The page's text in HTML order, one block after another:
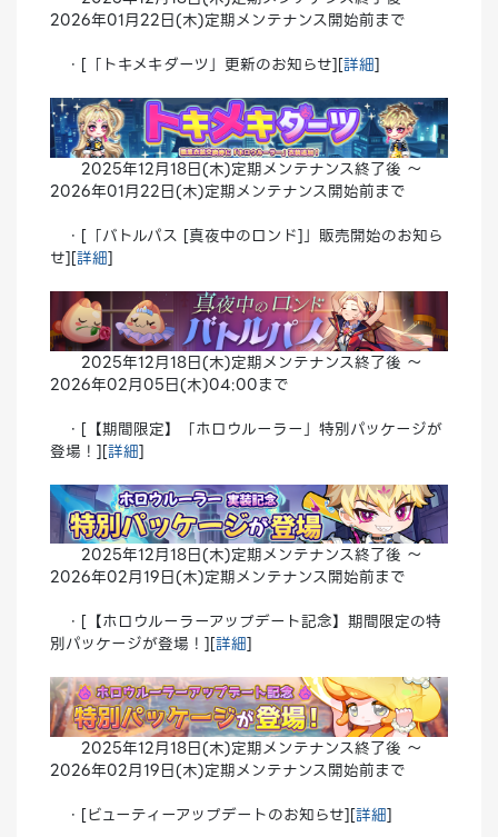
2026年01月22日(木)定期メンテナンス開始前まで
・[「トキメキダーツ」更新のお知らせ][詳細]
2025年12月18日(木)定期メンテナンス終了後 ～
2026年01月22日(木)定期メンテナンス開始前まで
・[「バトルパス [真夜中のロンド]」販売開始のお知ら
せ][詳細]
2025年12月18日(木)定期メンテナンス終了後 ～
2026年02月05日(木)04:00まで
・[【期間限定】「ホロウルーラー」特別パッケージが
登場！][詳細]
2025年12月18日(木)定期メンテナンス終了後 ～
2026年02月19日(木)定期メンテナンス開始前まで
・[【ホロウルーラーアップデート記念】期間限定の特
別パッケージが登場！][詳細]
2025年12月18日(木)定期メンテナンス終了後 ～
2026年02月19日(木)定期メンテナンス開始前まで
・[ビューティーアップデートのお知らせ][詳細]